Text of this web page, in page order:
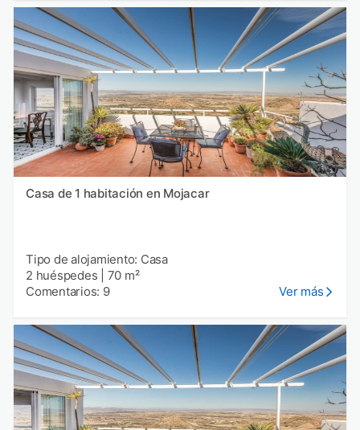
Casa de 1 habitación en Mojacar
Tipo de alojamiento: Casa
2 huéspedes
70 m²
Comentarios: 9
Ver más